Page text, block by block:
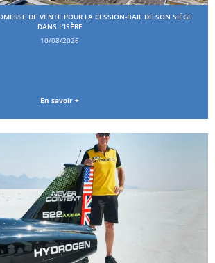
DE VENTE POUR LA CESSION-BAIL DE SON SIÈGE
DANS L’ISÈRE
10/08/2026
En savoir +